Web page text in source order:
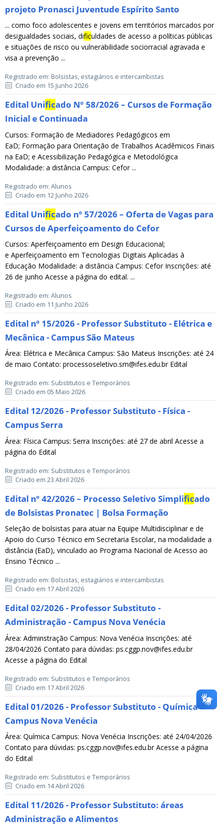
projeto Pronasci Juventude Espírito Santo
... como foco adolescentes e jovens em territórios marcados por
desigualdades sociais, dificuldades de acesso a políticas públicas
e situações de risco ou vulnerabilidade sociorracial agravada e
visa a prevenção ...
Registrado em: Bolsistas, estagiários e intercambistas
Criado em 15 Junho 2026
Edital Unificado Nº 58/2026 – Cursos de Formação
Inicial e Continuada
Cursos: Formação de Mediadores Pedagógicos em
EaD; Formação para Orientação de Trabalhos Acadêmicos Finais
na EaD; e Acessibilização Pedagógica e Metodológica
Modalidade: a distância Campus: Cefor ...
Registrado em: Alunos
Criado em 12 Junho 2026
Edital Unificado nº 57/2026 – Oferta de Vagas para
Cursos de Aperfeiçoamento do Cefor
Cursos: Aperfeiçoamento em Design Educacional;
e Aperfeiçoamento em Tecnologias Digitais Aplicadas à
Educação Modalidade: a distância Campus: Cefor Inscrições: até
26 de junho Acesse a página do edital. ...
Registrado em: Alunos
Criado em 11 Junho 2026
Edital nº 15/2026 - Professor Substituto - Elétrica e
Mecânica - Campus São Mateus
Área: Elétrica e Mecânica Campus: São Mateus Inscrições: até 24
de maio Contato: processoseletivo.sm@ifes.edu.br Edital
Registrado em: Substitutos e Temporários
Criado em 05 Maio 2026
Edital 12/2026 - Professor Substituto - Física -
Campus Serra
Área: Física Campus: Serra Inscrições: até 27 de abril Acesse a
página do Edital
Registrado em: Substitutos e Temporários
Criado em 23 Abril 2026
Edital nº 42/2026 – Processo Seletivo Simplificado
de Bolsistas Pronatec | Bolsa Formação
Seleção de bolsistas para atuar na Equipe Multidisciplinar e de
Apoio do Curso Técnico em Secretaria Escolar, na modalidade a
distância (EaD), vinculado ao Programa Nacional de Acesso ao
Ensino Técnico ...
Registrado em: Bolsistas, estagiários e intercambistas
Criado em 17 Abril 2026
Edital 02/2026 - Professor Substituto -
Administração - Campus Nova Venécia
Área: Adminstração Campus: Nova Venécia Inscrições: até
28/04/2026 Contato para dúvidas: ps.cggp.nov@ifes.edu.br
Acesse a página do Edital
Registrado em: Substitutos e Temporários
Criado em 17 Abril 2026
Edital 01/2026 - Professor Substituto - Química -
Campus Nova Venécia
Área: Química Campus: Nova Venécia Inscrições: até 24/04/2026
Contato para dúvidas: ps.cggp.nov@ifes.edu.br Acesse a página
do Edital
Registrado em: Substitutos e Temporários
Criado em 14 Abril 2026
Edital 11/2026 - Professor Substituto: áreas
Administração e Alimentos